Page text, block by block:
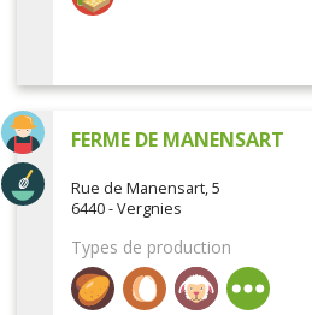
FERME DE MANENSART
Rue de Manensart, 5
6440 - Vergnies
Types de production